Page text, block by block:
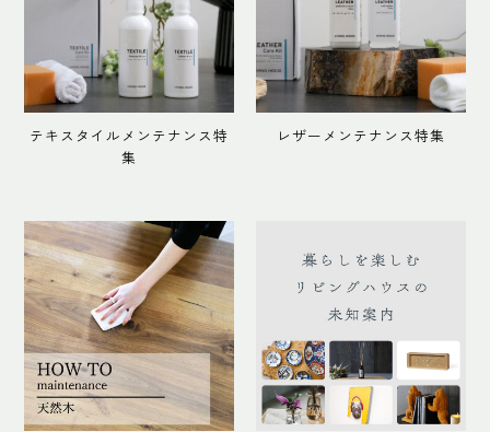
テキスタイルメンテナンス特
集
レザーメンテナンス特集